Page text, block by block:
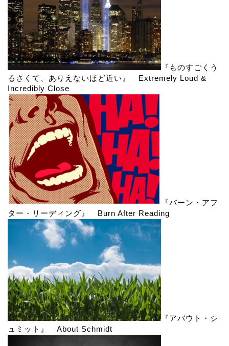
『ものすごくう
るさくて、ありえないほど近い』 Extremely Loud &
Incredibly Close
『バーン・アフ
ター・リーディング』 Burn After Reading
『アバウト・シ
ュミット』 About Schmidt